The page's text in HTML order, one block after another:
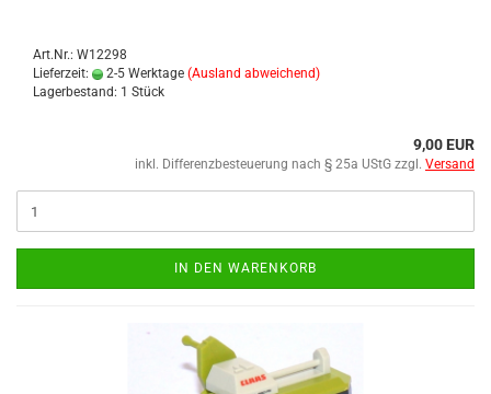
Art.Nr.: W12298
Lieferzeit:
2-5 Werktage (Ausland abweichend)
Lagerbestand: 1 Stück
9,00 EUR
inkl. Differenzbesteuerung nach § 25a UStG zzgl. Versand
IN DEN WARENKORB